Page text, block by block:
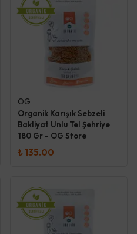
OG
Organik Karışık Sebzeli
Bakliyat Unlu Tel Şehriye
180 Gr - OG Store
₺ 135.00